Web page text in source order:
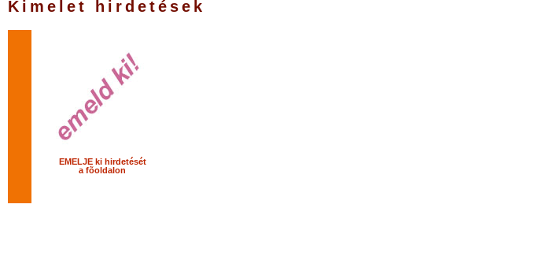
Kimelet hirdetések
EMELJE ki hirdetését
a fõoldalon